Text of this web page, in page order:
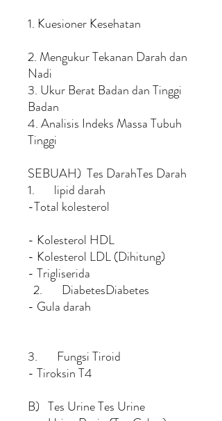
1. Kuesioner Kesehatan
2. Mengukur Tekanan Darah dan
Nadi
3. Ukur Berat Badan dan Tinggi
Badan
4. Analisis Indeks Massa Tubuh
Tinggi
SEBUAH) Tes DarahTes Darah
1. lipid darah
-Total kolesterol
- Kolesterol HDL
- Kolesterol LDL (Dihitung)
- Trigliserida
2. DiabetesDiabetes
- Gula darah
3. Fungsi Tiroid
- Tiroksin T4
B) Tes Urine Tes Urine